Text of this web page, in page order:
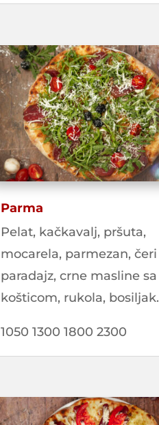
Parma
Pelat, kačkavalj, pršuta,
mocarela, parmezan, čeri
paradajz, crne masline sa
košticom, rukola, bosiljak.
1050 1300 1800 2300